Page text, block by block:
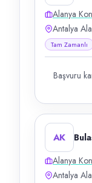
Alanya
Antalya
Tam Zamanlı
Başvuru
AK
Alanya
Antalya